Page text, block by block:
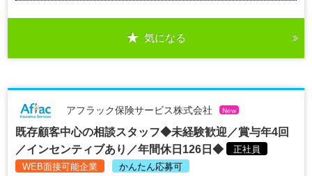
気になる
アフラック保険サービス株式会社 New
既存顧客中心の相談スタッフ◆未経験歓迎／賞与年4回
／インセンティブあり／年間休日126日◆
正社員
WEB面接可能企業
かんたん応募可